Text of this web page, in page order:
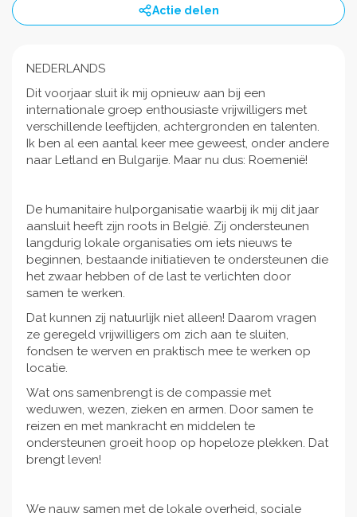
Actie delen
NEDERLANDS
Dit voorjaar sluit ik mij opnieuw aan bij een
internationale groep enthousiaste vrijwilligers met
verschillende leeftijden, achtergronden en talenten.
Ik ben al een aantal keer mee geweest, onder andere
naar Letland en Bulgarije. Maar nu dus: Roemenië!
De humanitaire hulporganisatie waarbij ik mij dit jaar
aansluit heeft zijn roots in België. Zij ondersteunen
langdurig lokale organisaties om iets nieuws te
beginnen, bestaande initiatieven te ondersteunen die
het zwaar hebben of de last te verlichten door
samen te werken.
Dat kunnen zij natuurlijk niet alleen! Daarom vragen
ze geregeld vrijwilligers om zich aan te sluiten,
fondsen te werven en praktisch mee te werken op
locatie.
Wat ons samenbrengt is de compassie met
weduwen, wezen, zieken en armen. Door samen te
reizen en met mankracht en middelen te
ondersteunen groeit hoop op hopeloze plekken. Dat
brengt leven!
We nauw samen met de lokale overheid, sociale